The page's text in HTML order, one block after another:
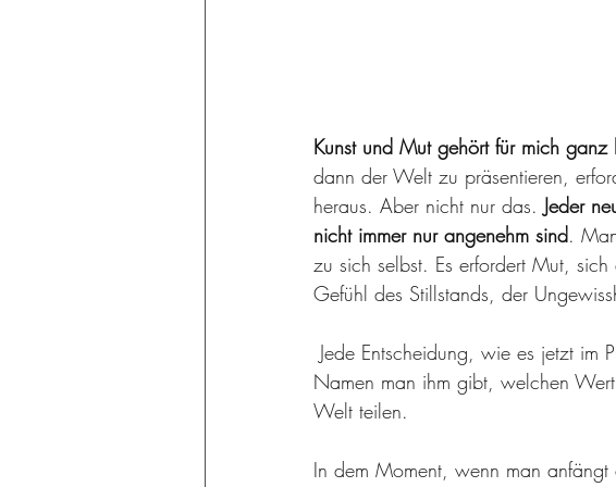
Kunst und Mut gehört für mich ganz
dann der Welt zu präsentieren,
heraus. Aber nicht nur das. Jeder
nicht immer nur angenehm sind.
zu sich selbst. Es erfordert Mut,
Gefühl des Stillstands, der
Namen man ihm gibt, welchen
Welt teilen.
In dem Moment, wenn man anfängt